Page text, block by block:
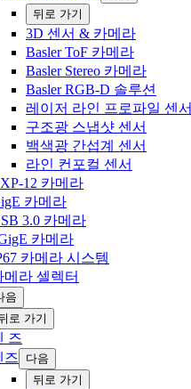
‍뒤로 ‍가기
3D 센서 & 카메라
Basler ToF 카메라
Basler Stereo 카메라
Basler RGB-D 솔루션
레이저 라인 프로파일 센서
구조광 스냅샷 센서
백색광 간섭계 센서
라인 컨포컬 센서
12 카메라
카메라
3.0 카메라
카메라
카메라 시스템
메라 ‍셀렉터
음
로 ‍가기
즈
즈
다음
‍뒤로 ‍가기